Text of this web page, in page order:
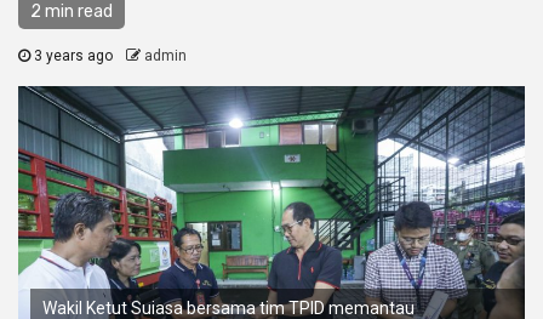
2 min read
3 years ago admin
Wakil Ketut Suiasa bersama tim TPID memantau